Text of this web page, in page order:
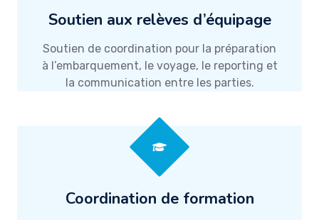
Soutien aux relèves d’équipage
Soutien de coordination pour la préparation
à l’embarquement, le voyage, le reporting et
la communication entre les parties.
Coordination de formation